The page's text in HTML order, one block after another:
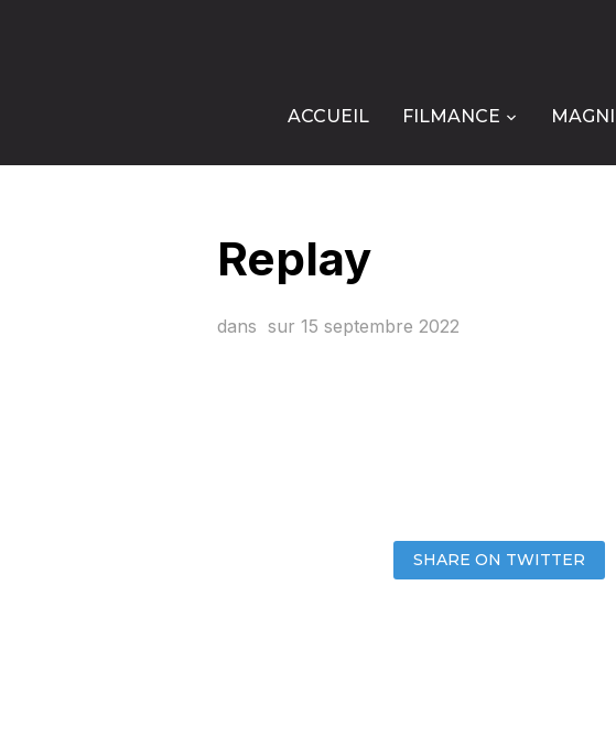
ACCUEIL FILMANCE
Replay
dans sur 15 septembre 2022
SHARE ON TWITTER